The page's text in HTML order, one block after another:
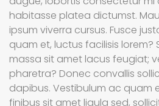
habitasse platea dictumst.
ipsum viverra cursus. Fusce
quam et, luctus facilisis lorem?
massa sit amet lacus feugiat;
pharetra? Donec convallis
dapibus. Vestibulum ac quam
finibus sit amet ligula sed,